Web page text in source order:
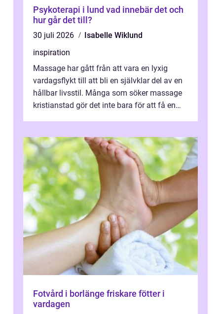
Psykoterapi i lund vad innebär det och
hur går det till?
30 juli 2026
Isabelle Wiklund
inspiration
Massage har gått från att vara en lyxig
vardagsflykt till att bli en självklar del av en
hållbar livsstil. Många som söker massage
kristianstad gör det inte bara för att få en
Fotvård i borlänge friskare fötter i
vardagen